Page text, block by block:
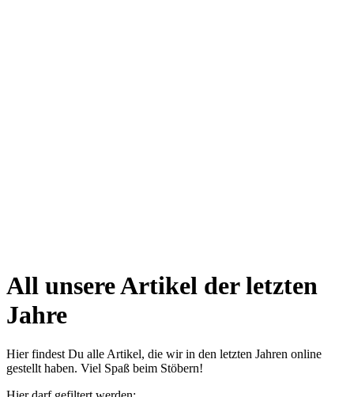
All unsere Artikel der letzten
Jahre
Hier findest Du alle Artikel, die wir in den letzten Jahren online
gestellt haben. Viel Spaß beim Stöbern!